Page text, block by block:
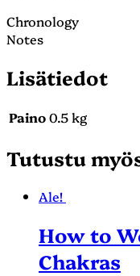
Chronology
Notes
Lisätiedot
Paino0.5 kg
Tutustu
Ale!
How to
Chakras